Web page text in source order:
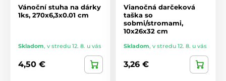
Vánoční stuha na dárky
1ks, 270x6,3x0.01 cm
Skladom, v stredu 12. 8. u vás
4,50 €
Vianočná darčeková
taška so
sobmi/stromami,
10x26x32 cm
Skladom, v stredu 12. 8. u vás
3,26 €